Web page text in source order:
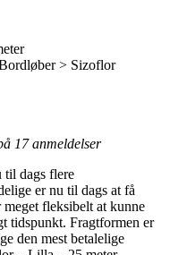
> Sizoflor
17anmeldelser
til dags flere
er nu til dags at få
fleksibelt at kunne
tidspunkt. Fragtformen er
den mest betalelige